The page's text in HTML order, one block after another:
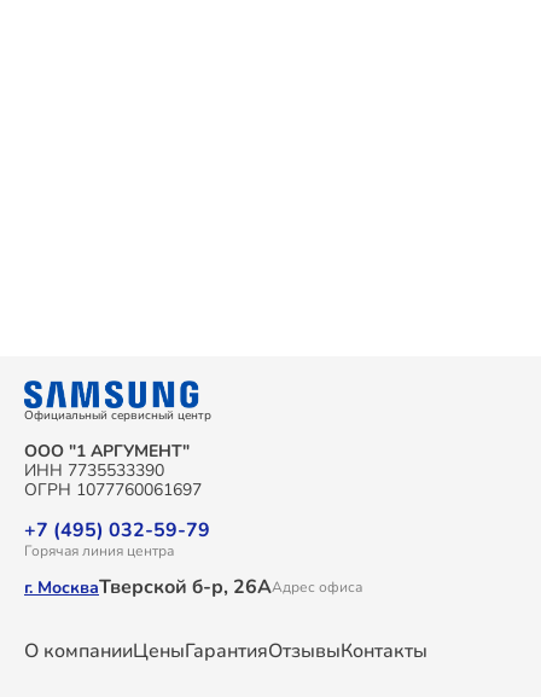
Официальный сервисный центр
ООО "1 АРГУМЕНТ"
ИНН 7735533390
ОГРН 1077760061697
+7 (495) 032-59-79
Горячая линия центра
г. МоскваТверской б-р, 26ААдрес офиса
О компанииЦеныГарантияОтзывыКонтакты